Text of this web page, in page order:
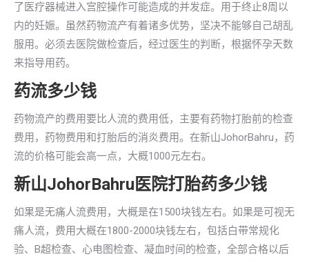
了医疗器械进入宫腔操作可能造成的并发症。用于终止8周以
内的妊娠。虽然药物流产有着诸多优势，坚决不能够自己胡乱
服用。必须去医院做检查后，经过医生的判断，根据怀孕天数
来指导用药。
药流多少钱
药物流产的费用要比人流的费用低，主要有药物打胎前的检查
费用，药物费用和打胎后的消炎费用。在新山JohorBahru，药
流的价格可能会高一点，大概1000元左右。
新山JohorBahru医院打胎药多少钱
如果是无痛人流费用，大概是在1500块钱左右。如果是可视无
痛人流，费用大概在1800-2000块钱左右，包括白带常规化
验、B超检查、心电图检查、凝血时间的检查，全部合格以后